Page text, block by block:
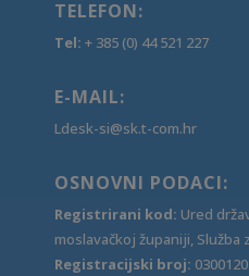
TELEFON:
Tel: + 385 (0) 44 521 227
E-MAIL:
Ldesk-si@sk.t-com.hr
OSNOVNI PODACI:
Registrirani kod: Ured
moslavačkoj županiji, Služba
Registracijski broj: